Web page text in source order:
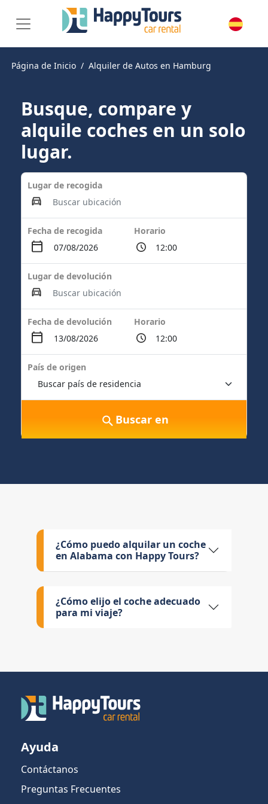
Página de Inicio Alquiler de Autos en Hamburg
Busque, compare y
alquile coches en un solo
lugar.
Lugar de recogida
Fecha de recogida Horario
Lugar de devolución
Fecha de devolución Horario
País de origen
Buscar en
¿Cómo puedo alquilar un coche
en Alabama con Happy Tours?
¿Cómo elijo el coche adecuado
para mi viaje?
Ayuda
Contáctanos
Preguntas Frecuentes